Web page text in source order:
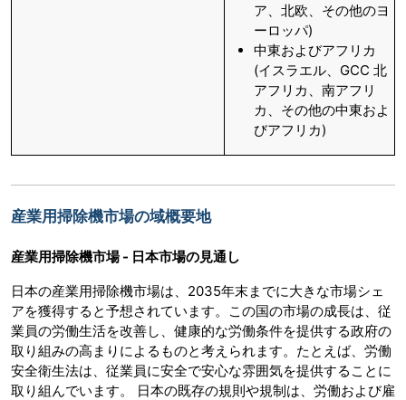
ア、北欧、その他のヨ
ーロッパ)
中東およびアフリカ
(イスラエル、GCC 北
アフリカ、南アフリ
カ、その他の中東およ
びアフリカ)
産業用掃除機市場の域概要地
産業用掃除機市場 - 日本市場の見通し
日本の産業用掃除機市場は、2035年末までに大きな市場シェ
アを獲得すると予想されています。この国の市場の成長は、従
業員の労働生活を改善し、健康的な労働条件を提供する政府の
取り組みの高まりによるものと考えられます。たとえば、労働
安全衛生法は、従業員に安全で安心な雰囲気を提供することに
取り組んでいます。 日本の既存の規則や規制は、労働および雇